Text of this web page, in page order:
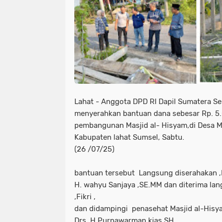
Lahat - Anggota DPD RI Dapil Sumatera
menyerahkan bantuan dana sebesar Rp.
pembangunan Masjid al- Hisyam,di Desa
Kabupaten lahat Sumsel, Sabtu.
(26 /07/25)
bantuan tersebut Langsung diserahakan
H. wahyu Sanjaya ,SE.MM dan diterima
,Fikri ,
dan didampingi penasehat Masjid al-